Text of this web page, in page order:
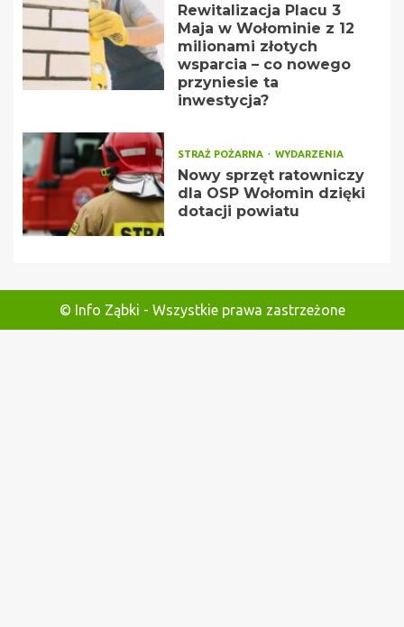
Rewitalizacja Placu 3
Maja w Wołominie z 12
milionami złotych
wsparcia – co nowego
przyniesie ta
inwestycja?
STRAŻ POŻARNA WYDARZENIA
Nowy sprzęt ratowniczy
dla OSP Wołomin dzięki
dotacji powiatu
© Info Ząbki - Wszystkie prawa zastrzeżone